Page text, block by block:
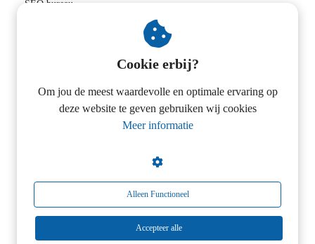
SEO bureau
Zoekwoorden onderzoek
Linkbuilding uitbesteden
SEO tips
Online marketing strategie
SEO consultant
Cookie erbij?
Om jou de meest waardevolle en optimale ervaring op
deze website te geven gebruiken wij cookies
Meer informatie
Alleen Functioneel
Accepteer alle